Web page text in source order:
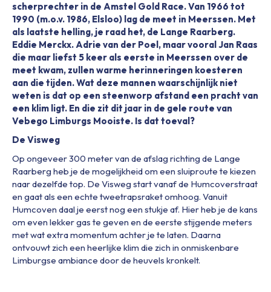
scherprechter in de Amstel Gold Race. Van 1966 tot
1990 (m.o.v. 1986, Elsloo) lag de meet in Meerssen. Met
als laatste helling, je raad het, de Lange Raarberg.
Eddie Merckx. Adrie van der Poel, maar vooral Jan Raas
die maar liefst 5 keer als eerste in Meerssen over de
meet kwam, zullen warme herinneringen koesteren
aan die tijden. Wat deze mannen waarschijnlijk niet
weten is dat op een steenworp afstand een pracht van
een klim ligt. En die zit dit jaar in de gele route van
Vebego Limburgs Mooiste. Is dat toeval?
De Visweg
Op ongeveer 300 meter van de afslag richting de Lange
Raarberg heb je de mogelijkheid om een sluiproute te kiezen
naar dezelfde top. De Visweg start vanaf de Humcoverstraat
en gaat als een echte tweetrapsraket omhoog. Vanuit
Humcoven daal je eerst nog een stukje af. Hier heb je de kans
om even lekker gas te geven en de eerste stijgende meters
met wat extra momentum achter je te laten. Daarna
ontvouwt zich een heerlijke klim die zich in onmiskenbare
Limburgse ambiance door de heuvels kronkelt.